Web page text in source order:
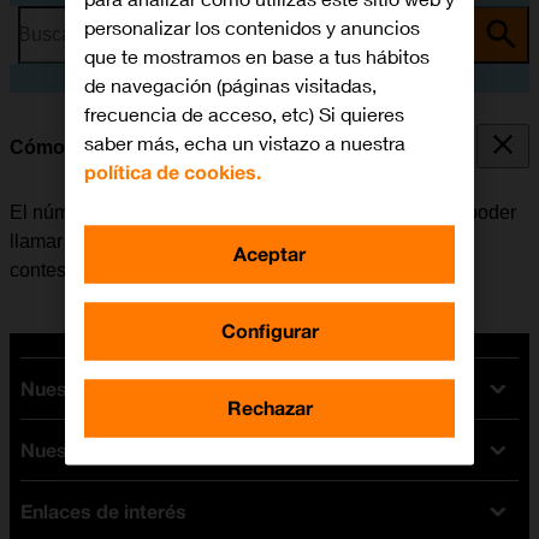
Busca por problema o tema
Cómo guardar el número del contestador
El número del contestador se puede guardar para así poder
llamar y escuchar los mensajes que han dejado en el
contestador.
Nuestras tarifas
Tarifas Orange
Tarifas fibra y móvil
Tarifas móviles
Nuestros dispositivos
Ofertas en móviles
Enlaces de interés
personalizar los contenidos y anuncios
que te mostramos en base a tus hábitos
de navegación (páginas visitadas,
frecuencia de acceso, etc) Si quieres
saber más, echa un vistazo a nuestra
política de cookies.
Configurar
Rechazar
Aceptar